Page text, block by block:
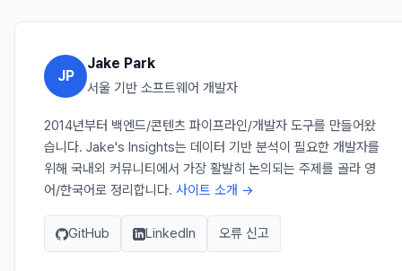
JP
Jake Park
서울 기반 소프트웨어 개발자
2014년부터 백엔드/콘텐츠 파이프라인/개발자 도구를 만들어왔
습니다. Jake's Insights는 데이터 기반 분석이 필요한 개발자를
위해 국내외 커뮤니티에서 가장 활발히 논의되는 주제를 골라 영
어/한국어로 정리합니다. 사이트 소개 →
GitHub LinkedIn 오류 신고